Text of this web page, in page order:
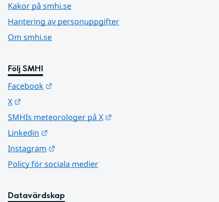
Kakor på smhi.se
Hantering av personuppgifter
Om smhi.se
Följ SMHI
Facebook
X
SMHIs meteorologer på X
Linkedin
Instagram
Policy för sociala medier
Datavärdskap